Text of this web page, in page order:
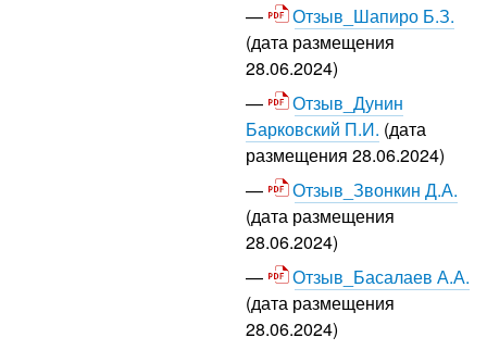
Отзыв_Шапиро Б.З.
(дата размещения
28.06.2024)
Отзыв_Дунин
Барковский П.И. (дата
размещения 28.06.2024)
Отзыв_Звонкин Д.А.
(дата размещения
28.06.2024)
Отзыв_Басалаев А.А.
(дата размещения
28.06.2024)